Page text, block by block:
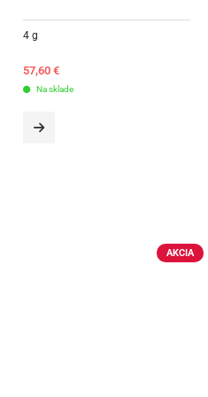
4 g
57,60 €
Na sklade
AKCIA